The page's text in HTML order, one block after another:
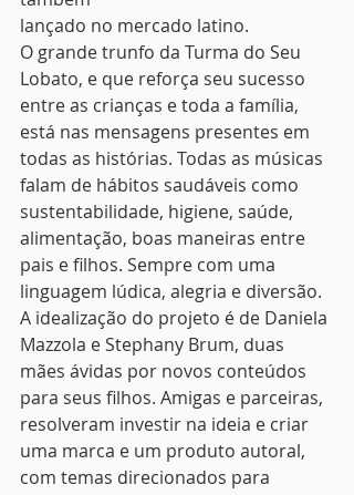
lançado no mercado latino.
O grande trunfo da Turma do Seu
Lobato, e que reforça seu sucesso
entre as crianças e toda a família,
está nas mensagens presentes em
todas as histórias. Todas as músicas
falam de hábitos saudáveis como
sustentabilidade, higiene, saúde,
alimentação, boas maneiras entre
pais e filhos. Sempre com uma
linguagem lúdica, alegria e diversão.
A idealização do projeto é de Daniela
Mazzola e Stephany Brum, duas
mães ávidas por novos conteúdos
para seus filhos. Amigas e parceiras,
resolveram investir na ideia e criar
uma marca e um produto autoral,
com temas direcionados para